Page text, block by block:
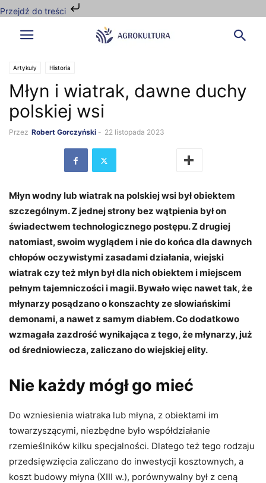
Przejdź do treści
Artykuły Historia
Młyn i wiatrak, dawne duchy
polskiej wsi
Przez Robert Gorczyński - 22 listopada 2023
Młyn wodny lub wiatrak na polskiej wsi był obiektem
szczególnym. Z jednej strony bez wątpienia był on
świadectwem technologicznego postępu. Z drugiej
natomiast, swoim wyglądem i nie do końca dla dawnych
chłopów oczywistymi zasadami działania, wiejski
wiatrak czy też młyn był dla nich obiektem i miejscem
pełnym tajemniczości i magii. Bywało więc nawet tak, że
młynarzy posądzano o konszachty ze słowiańskimi
demonami, a nawet z samym diabłem. Co dodatkowo
wzmagała zazdrość wynikająca z tego, że młynarzy, już
od średniowiecza, zaliczano do wiejskiej elity.
Nie każdy mógł go mieć
Do wzniesienia wiatraka lub młyna, z obiektami im
towarzyszącymi, niezbędne było współdziałanie
rzemieślników kilku specjalności. Dlatego też tego rodzaju
przedsięwzięcia zaliczano do inwestycji kosztownych, a
koszt budowy młyna (XIII w.), porównywalny był z ceną